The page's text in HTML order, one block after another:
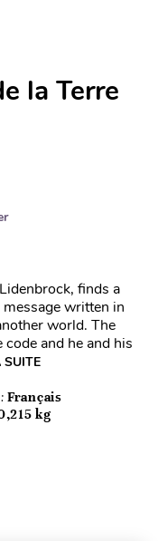
la Terre
finds a
written in
world. The
code and he and his
SUITE
Français
kg